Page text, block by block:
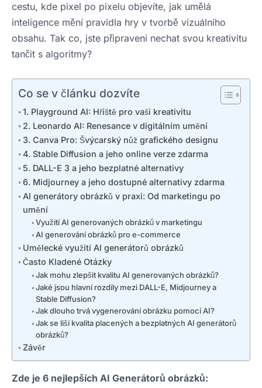
cestu, kde pixel po pixelu objevíte, jak umělá
inteligence mění pravidla hry v tvorbě vizuálního
obsahu. Tak co, jste připraveni nechat svou kreativitu
tančit s algoritmy?
Co se v článku dozvíte
1. Playground AI: Hřiště pro vaši kreativitu
2. Leonardo AI: Renesance v digitálním umění
3. Canva Pro: Švýcarský nůž grafického designu
4. Stable Diffusion a jeho online verze zdarma
5. DALL-E 3 a jeho bezplatné alternativy
6. Midjourney a jeho dostupné alternativy zdarma
AI generátory obrázků v praxi: Od marketingu po
umění
Využití AI generovaných obrázků v marketingu
AI generování obrázků pro e-commerce
Umělecké využití AI generátorů obrázků
Často Kladené Otázky
Jak mohu zlepšit kvalitu AI generovaných obrázků?
Jaké jsou hlavní rozdíly mezi DALL-E, Midjourney a
Stable Diffusion?
Jak dlouho trvá vygenerování obrázku pomocí AI?
Jak se liší kvalita placených a bezplatných AI generátorů
obrázků?
Závěr
Zde je 6 nejlepších AI Generátorů obrázků: